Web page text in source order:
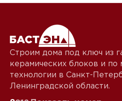
Строим дома под ключ из
керамических блоков и по
технологии в Санкт-
Ленинградской области.